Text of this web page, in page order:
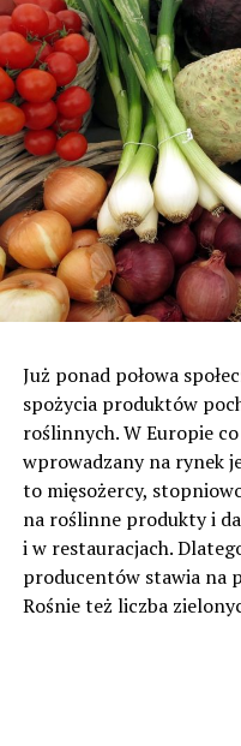
Już ponad połowa
spożycia produktów
roślinnych. W Europie
wprowadzany na rynek
to mięsożercy,
na roślinne produkty i
i w restauracjach.
producentów stawia na
Rośnie też liczba